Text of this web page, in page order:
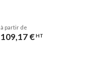
à partir de
109,17 €HT